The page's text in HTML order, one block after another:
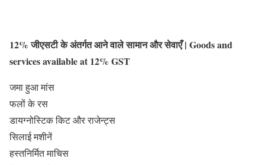
12% जीएसटी के अंतर्गत आने वाले सामान और सेवाएँ | Goods and
services available at 12% GST
जमा हुआ मांस
फलों के रस
डायग्नोस्टिक किट और राजेन्ट्स
सिलाई मशीनें
हस्तनिर्मित माचिस